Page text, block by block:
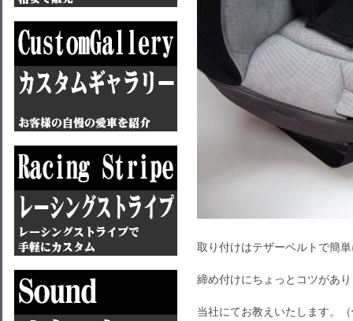
取り付けはテザーベルトで簡
締め付けにちょっとコツがあ
当社にてお教えいたします。